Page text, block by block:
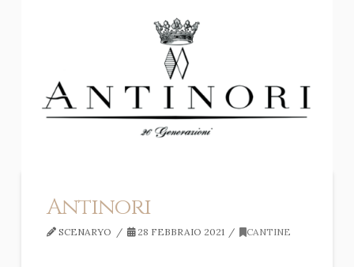
Antinori
SCENARYO 28 FEBBRAIO 2021 CANTINE